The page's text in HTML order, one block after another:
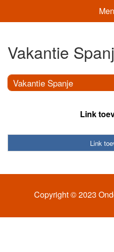
Vakantie
Vakantie Spanje
Link
Link
Copyright © 2023